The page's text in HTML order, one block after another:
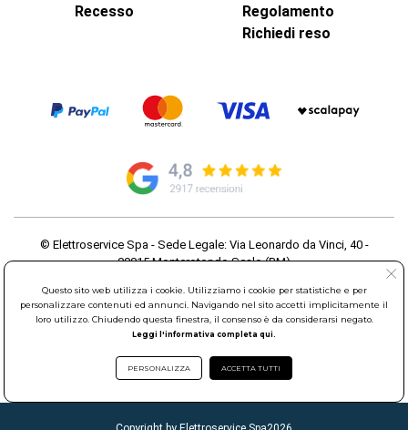
Recesso
Regolamento
Richiedi reso
© Elettroservice Spa - Sede Legale: Via Leonardo da Vinci, 40 -
00015 Monterotondo Scalo (RM)
Sociale 1.600.000,00 Euro i.v. Iscritto al Registro delle Imprese di
Roma REA: RM-535144
Sede Operativa: Via Leonardo da Vinci, 40 - 00015 Monterotondo
Questo sito web utilizza i cookie. Utilizziamo i cookie per statistiche e per
personalizzare contenuti ed annunci. Navigando nel sito accetti implicitamente il
loro utilizzo. Chiudendo questa finestra, il consenso è da considerarsi negato.
Leggi l'informativa completa qui.
PERSONALIZZA ACCETTA TUTTI